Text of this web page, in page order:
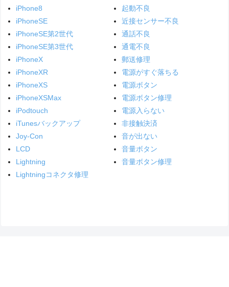
iPhone8
iPhoneSE
iPhoneSE第2世代
iPhoneSE第3世代
iPhoneX
iPhoneXR
iPhoneXS
iPhoneXSMax
iPodtouch
iTunesバックアップ
Joy-Con
LCD
Lightning
Lightningコネクタ修理
起動不良
近接センサー不良
通話不良
通電不良
郵送修理
電源がすぐ落ちる
電源ボタン
電源ボタン修理
電源入らない
非接触決済
音が出ない
音量ボタン
音量ボタン修理